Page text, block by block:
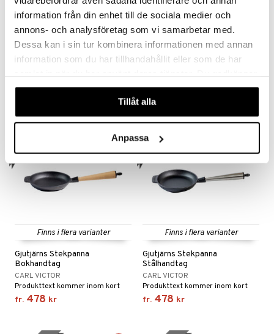
information från din enhet till de sociala medier och
annons- och analysföretag som vi samarbetar med.
Dessa kan i sin tur kombinera informationen med annan
information som du har tillhandahållit eller som de har
våra cookies vid fortsatt användande av vår webbplats.
Tillåt alla
Anpassa
Gjutjärns Gryta oval med
gjutjärnlock
CARL VICTOR
1198
CARL VICTOR
548
Finns i flera varianter
Gjutjärns Stekpanna
Bokhandtag
CARL VICTOR
Produkttext kommer inom kort
fr. 478 kr
Finns i flera varianter
Gjutjärns Stekpanna
Stålhandtag
CARL VICTOR
Produkttext kommer inom kort
fr. 478 kr
nyhet